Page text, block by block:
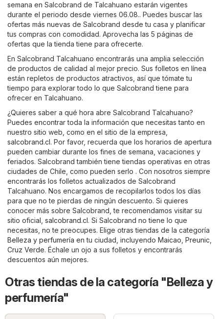
semana en Salcobrand de Talcahuano estarán vigentes
durante el periodo desde viernes 06.08.. Puedes buscar las
ofertas más nuevas de Salcobrand desde tu casa y planificar
tus compras con comodidad. Aprovecha las 5 páginas de
ofertas que la tienda tiene para ofrecerte.
En Salcobrand Talcahuano encontrarás una amplia selección
de productos de calidad al mejor precio. Sus folletos en línea
están repletos de productos atractivos, así que tómate tu
tiempo para explorar todo lo que Salcobrand tiene para
ofrecer en Talcahuano.
¿Quieres saber a qué hora abre Salcobrand Talcahuano?
Puedes encontrar toda la información que necesitas tanto en
nuestro sitio web, como en el sitio de la empresa,
salcobrand.cl. Por favor, recuerda que los horarios de apertura
pueden cambiar durante los fines de semana, vacaciones y
feriados. Salcobrand también tiene tiendas operativas en otras
ciudades de Chile, como pueden serlo . Con nosotros siempre
encontrarás los folletos actualizados de Salcobrand
Talcahuano. Nos encargamos de recopilarlos todos los días
para que no te pierdas de ningún descuento. Si quieres
conocer más sobre Salcobrand, te recomendamos visitar su
sitio oficial, salcobrand.cl. Si Salcobrand no tiene lo que
necesitas, no te preocupes. Elige otras tiendas de la categoría
Belleza y perfumería en tu ciudad, incluyendo Maicao Preunic
Cruz Verde. Échale un ojo a sus folletos y encontrarás
descuentos aún mejores.
Otras tiendas de la categoría "Belleza y
perfumería"